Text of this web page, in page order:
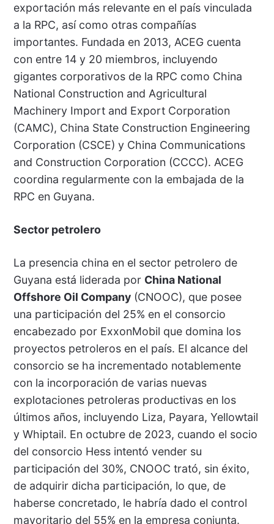
exportación más relevante en el país vinculada
a la RPC, así como otras compañías
importantes. Fundada en 2013, ACEG cuenta
con entre 14 y 20 miembros, incluyendo
gigantes corporativos de la RPC como China
National Construction and Agricultural
Machinery Import and Export Corporation
(CAMC), China State Construction Engineering
Corporation (CSCE) y China Communications
and Construction Corporation (CCCC). ACEG
coordina regularmente con la embajada de la
RPC en Guyana.
Sector petrolero
La presencia china en el sector petrolero de
Guyana está liderada por China National
Offshore Oil Company(CNOOC), que posee
una participación del 25% en el consorcio
encabezado por ExxonMobil que domina los
proyectos petroleros en el país. El alcance del
consorcio se ha incrementado notablemente
con la incorporación de varias nuevas
explotaciones petroleras productivas en los
últimos años, incluyendo Liza, Payara, Yellowtail
y Whiptail. En octubre de 2023, cuando el socio
del consorcio Hess intentó vender su
participación del 30%, CNOOC trató, sin éxito,
de adquirir dicha participación, lo que, de
haberse concretado, le habría dado el control
mayoritario del 55% en la empresa conjunta.